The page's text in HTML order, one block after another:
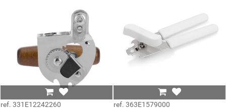
ref. 331E12242260 ref. 363E1579000